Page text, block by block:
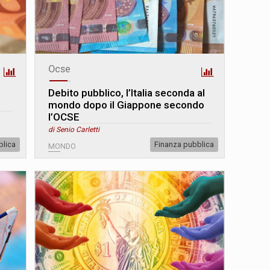
Ocse
Debito pubblico, l’Italia seconda al
mondo dopo il Giappone secondo
l’OCSE
di Senio Carletti
MONDO Finanza pubblica